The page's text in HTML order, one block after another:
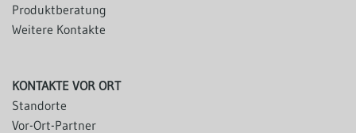
Produktberatung
Weitere Kontakte
KONTAKTE VOR ORT
Standorte
Vor-Ort-Partner